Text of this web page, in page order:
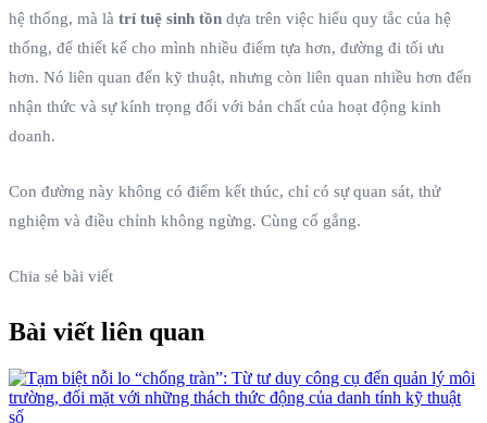
hệ thống, mà là trí tuệ sinh tồn dựa trên việc hiểu quy tắc của hệ
thống, để thiết kế cho mình nhiều điểm tựa hơn, đường đi tối ưu
hơn. Nó liên quan đến kỹ thuật, nhưng còn liên quan nhiều hơn đến
nhận thức và sự kính trọng đối với bản chất của hoạt động kinh
doanh.
Con đường này không có điểm kết thúc, chỉ có sự quan sát, thử
nghiệm và điều chỉnh không ngừng. Cùng cố gắng.
Chia sẻ bài viết
Bài viết liên quan